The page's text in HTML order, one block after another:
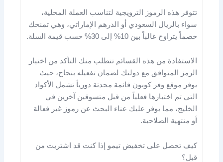
تتوفر هذه الرموز الترويجية لتناسب العملة المحلية،
سواء بالريال السعودي أو الدرهم الإماراتي، وهي تمنحك
خصماً يتراوح غالباً بين 10% إلى 30% حسب قيمة السلة.
الاستفادة من هذه القسائم تتطلب منك التأكد من اختيار
الرمز المتوافق مع دولتك لضمان تفعيله بنجاح، حيث
يوفر موقع وفر كوبون قائمة محدثة دورياً تشمل الأكواد
التي تم اختبارها فعلياً من قبل متسوقين آخرين في
الخليج، مما يوفر عليك عناء البحث عن رموز غير فعالة
أو منتهية الصلاحية.
كيف تحصل على تخفيض تيمو إذا كنت قد اشتريت من
قبل؟